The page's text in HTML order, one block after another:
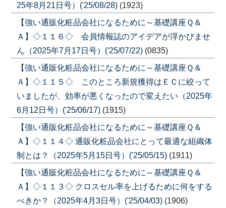
25年8月21日号）('25/08/28) (1923)
【強い通販化粧品会社になるために～基礎講座Ｑ＆
Ａ】◇１１６◇ 会員情報誌のアイデアが浮かびませ
ん（2025年7月17日号）('25/07/22) (0835)
【強い通販化粧品会社になるために～基礎講座Ｑ＆
Ａ】◇１１５◇ このところ新規獲得はＥＣに絞って
いましたが、効率が悪くなったので変えたい（2025年
6月12日号）('25/06/17) (1915)
【強い通販化粧品会社になるために～基礎講座Ｑ＆
Ａ】◇１１４◇ 通販化粧品会社にとって最適な組織体
制とは？（2025年5月15日号）('25/05/15) (1911)
【強い通販化粧品会社になるために～基礎講座Ｑ＆
Ａ】◇１１３◇ クロスセル率を上げるために何をする
べきか？（2025年4月3日号）('25/04/03) (1906)